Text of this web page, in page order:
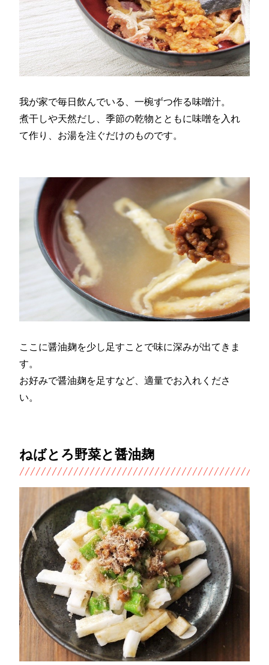
我が家で毎日飲んでいる、一椀ずつ作る味噌汁。
煮干しや天然だし、季節の乾物とともに味噌を入れ
て作り、お湯を注ぐだけのものです。
ここに醤油麹を少し足すことで味に深みが出てきま
す。
お好みで醤油麹を足すなど、適量でお入れくださ
い。
ねばとろ野菜と醤油麹